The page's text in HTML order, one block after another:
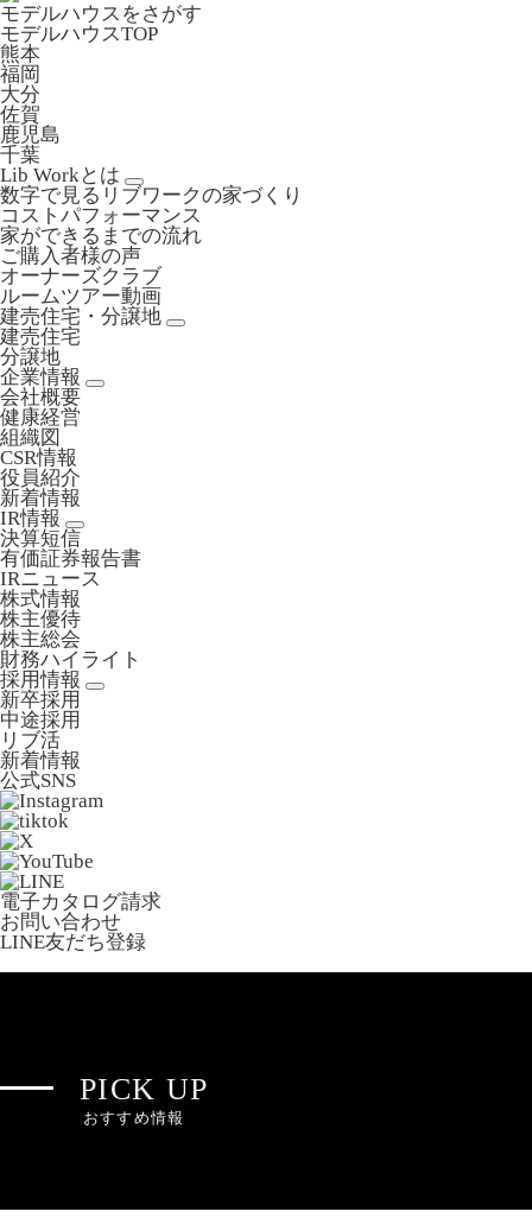
モデルハウスをさがす
モデルハウスTOP
熊本
福岡
大分
佐賀
鹿児島
千葉
Lib Workとは
数字で見るリブワークの家づくり
コストパフォーマンス
家ができるまでの流れ
ご購入者様の声
オーナーズクラブ
ルームツアー動画
建売住宅・分譲地
建売住宅
分譲地
企業情報
会社概要
健康経営
組織図
CSR情報
役員紹介
新着情報
IR情報
決算短信
有価証券報告書
IRニュース
株式情報
株主優待
株主総会
財務ハイライト
採用情報
新卒採用
中途採用
リブ活
新着情報
公式SNS
電子カタログ請求
お問い合わせ
LINE友だち登録
PICK UP
おすすめ情報